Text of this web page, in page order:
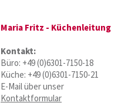
Maria Fritz - Küchenleitung
Kontakt:
Büro: +49 (0)6301-7150-18
Küche: +49 (0)6301-7150-21
E-Mail über unser
Kontaktformular